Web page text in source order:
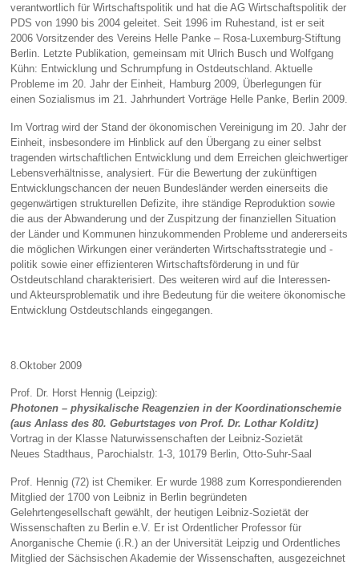
verantwortlich für Wirtschaftspolitik und hat die AG Wirtschaftspolitik der
PDS von 1990 bis 2004 geleitet. Seit 1996 im Ruhestand, ist er seit
2006 Vorsitzender des Vereins Helle Panke – Rosa-Luxemburg-Stiftung
Berlin. Letzte Publikation, gemeinsam mit Ulrich Busch und Wolfgang
Kühn: Entwicklung und Schrumpfung in Ostdeutschland. Aktuelle
Probleme im 20. Jahr der Einheit, Hamburg 2009, Überlegungen für
einen Sozialismus im 21. Jahrhundert Vorträge Helle Panke, Berlin 2009.
Im Vortrag wird der Stand der ökonomischen Vereinigung im 20. Jahr der
Einheit, insbesondere im Hinblick auf den Übergang zu einer selbst
tragenden wirtschaftlichen Entwicklung und dem Erreichen gleichwertiger
Lebensverhältnisse, analysiert. Für die Bewertung der zukünftigen
Entwicklungschancen der neuen Bundesländer werden einerseits die
gegenwärtigen strukturellen Defizite, ihre ständige Reproduktion sowie
die aus der Abwanderung und der Zuspitzung der finanziellen Situation
der Länder und Kommunen hinzukommenden Probleme und andererseits
die möglichen Wirkungen einer veränderten Wirtschaftsstrategie und -
politik sowie einer effizienteren Wirtschaftsförderung in und für
Ostdeutschland charakterisiert. Des weiteren wird auf die Interessen-
und Akteursproblematik und ihre Bedeutung für die weitere ökonomische
Entwicklung Ostdeutschlands eingegangen.
8.Oktober 2009
Prof. Dr. Horst Hennig (Leipzig):
Photonen – physikalische Reagenzien in der Koordinationschemie
(aus Anlass des 80. Geburtstages von Prof. Dr. Lothar Kolditz)
Vortrag in der Klasse Naturwissenschaften der Leibniz-Sozietät
Neues Stadthaus, Parochialstr. 1-3, 10179 Berlin, Otto-Suhr-Saal
Prof. Hennig (72) ist Chemiker. Er wurde 1988 zum Korrespondierenden
Mitglied der 1700 von Leibniz in Berlin begründeten
Gelehrtengesellschaft gewählt, der heutigen Leibniz-Sozietät der
Wissenschaften zu Berlin e.V. Er ist Ordentlicher Professor für
Anorganische Chemie (i.R.) an der Universität Leipzig und Ordentliches
Mitglied der Sächsischen Akademie der Wissenschaften, ausgezeichnet